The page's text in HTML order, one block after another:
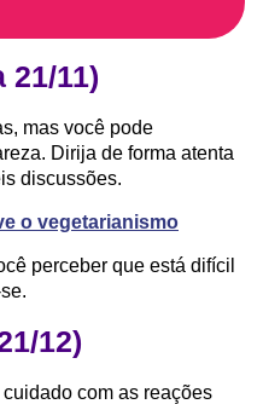
21/11)
mas você pode
Dirija de forma atenta
discussões.
o vegetarianismo
perceber que está difícil
12)
com as reações